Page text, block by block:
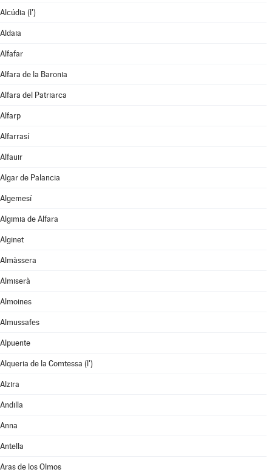
Alcúdia (l')
Aldaia
Alfafar
Alfara de la Baronia
Alfara del Patriarca
Alfarp
Alfarrasí
Alfauir
Algar de Palancia
Algemesí
Algimia de Alfara
Alginet
Almàssera
Almiserà
Almoines
Almussafes
Alpuente
Alqueria de la Comtessa (l')
Alzira
Andilla
Anna
Antella
Aras de los Olmos